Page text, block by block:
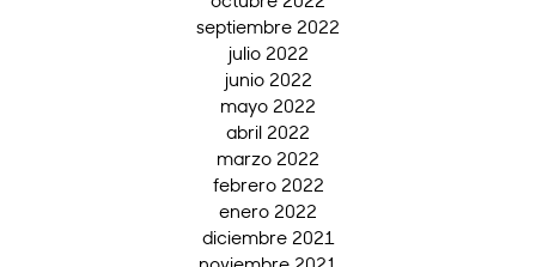
septiembre 2022
julio 2022
junio 2022
mayo 2022
abril 2022
marzo 2022
febrero 2022
enero 2022
diciembre 2021